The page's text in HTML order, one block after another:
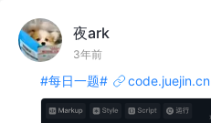
夜ark
3年前
#每日一题# code.juejin.cn